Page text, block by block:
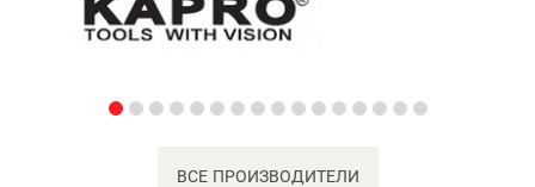
ВСЕ ПРОИЗВОДИТЕЛИ